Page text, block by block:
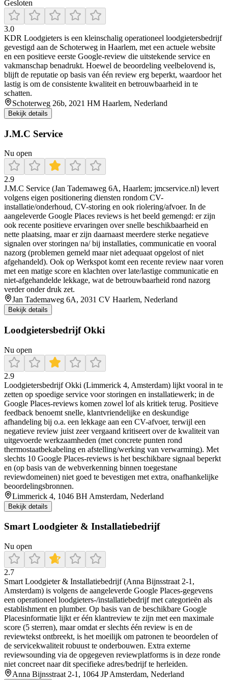
Gesloten
3.0
KDR Loodgieters is een kleinschalig operationeel loodgietersbedrijf
gevestigd aan de Schoterweg in Haarlem, met een actuele website
en een positieve eerste Google-review die uitstekende service en
vakmanschap benadrukt. Hoewel de beoordeling veelbelovend is,
blijft de reputatie op basis van één review erg beperkt, waardoor het
lastig is om de consistente kwaliteit en betrouwbaarheid in te
schatten.
Schoterweg 26b, 2021 HM Haarlem, Nederland
Bekijk details
J.M.C Service
Nu open
2.9
J.M.C Service (Jan Tademaweg 6A, Haarlem; jmcservice.nl) levert
volgens eigen positionering diensten rondom CV-
installatie/onderhoud, CV-storing en ook riolering/afvoer. In de
aangeleverde Google Places reviews is het beeld gemengd: er zijn
ook recente positieve ervaringen over snelle beschikbaarheid en
nette plaatsing, maar er zijn daarnaast meerdere sterke negatieve
signalen over storingen na/ bij installaties, communicatie en vooral
nazorg (problemen gemeld maar niet adequaat opgelost of niet
afgehandeld). Ook op Werkspot komt een recente review naar voren
met een matige score en klachten over late/lastige communicatie en
niet-afgehandelde lekkage, wat de betrouwbaarheid rond nazorg
verder onder druk zet.
Jan Tademaweg 6A, 2031 CV Haarlem, Nederland
Bekijk details
Loodgietersbedrijf Okki
Nu open
2.9
Loodgietersbedrijf Okki (Limmerick 4, Amsterdam) lijkt vooral in te
zetten op spoedige service voor storingen en installatiewerk; in de
Google Places-reviews komen zowel lof als kritiek terug. Positieve
feedback benoemt snelle, klantvriendelijke en deskundige
afhandeling bij o.a. een lekkage aan een CV-afvoer, terwijl een
negatieve review juist zeer vergaand kritiseert over de kwaliteit van
uitgevoerde werkzaamheden (met concrete punten rond
thermostaatbekabeling en afstelling/werking van verwarming). Met
slechts 10 Google Places-reviews is het beschikbare signaal beperkt
en (op basis van de webverkenning binnen toegestane
reviewdomeinen) niet goed te bevestigen met extra, onafhankelijke
beoordelingsbronnen.
Limmerick 4, 1046 BH Amsterdam, Nederland
Bekijk details
Smart Loodgieter & Installatiebedrijf
Nu open
2.7
Smart Loodgieter & Installatiebedrijf (Anna Bijnsstraat 2-1,
Amsterdam) is volgens de aangeleverde Google Places-gegevens
een operationeel loodgieters-/installatiebedrijf met categorieën als
establishment en plumber. Op basis van de beschikbare Google
Placesinformatie lijkt er één klantreview te zijn met een maximale
score (5 sterren), maar omdat er slechts één review is en de
reviewtekst ontbreekt, is het moeilijk om patronen te beoordelen of
de servicekwaliteit robuust te onderbouwen. Extra externe
reviewsounding via de opgegeven reviewplatforms is in deze ronde
niet concreet naar dit specifieke adres/bedrijf te herleiden.
Anna Bijnsstraat 2-1, 1064 JP Amsterdam, Nederland